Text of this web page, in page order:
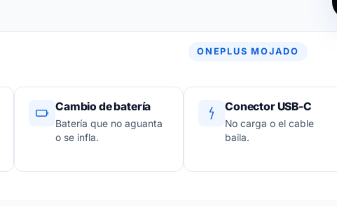
ONEPLUS MOJADO
Cambio de batería
Batería que no aguanta
o se infla.
Conector USB-C
No carga o el cable
baila.